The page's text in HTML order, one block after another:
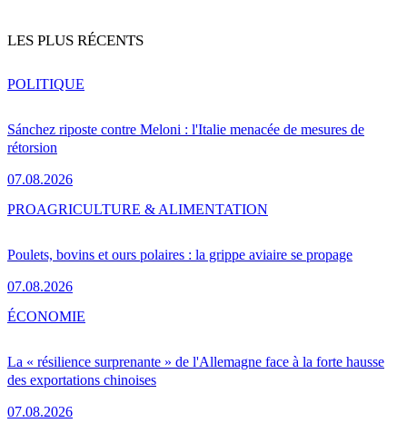
LES PLUS RÉCENTS
Sánchez riposte contre Meloni : l'Italie menacée de mesures de
rétorsion
07.08.2026
POLITIQUE
Poulets, bovins et ours polaires : la grippe aviaire se propage
07.08.2026
PROAGRICULTURE & ALIMENTATION
La « résilience surprenante » de l'Allemagne face à la forte hausse
des exportations chinoises
07.08.2026
ÉCONOMIE